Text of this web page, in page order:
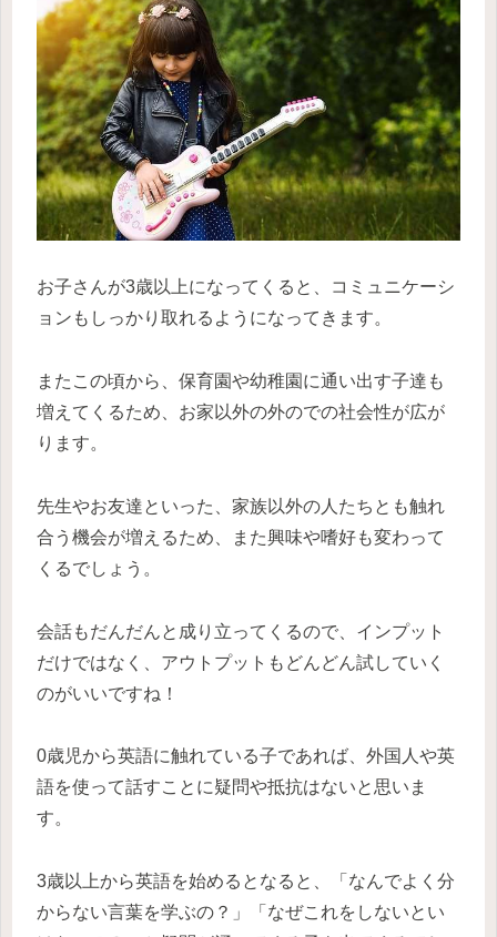
お子さんが3歳以上になってくると、コミュニケーシ
ョンもしっかり取れるようになってきます。
またこの頃から、保育園や幼稚園に通い出す子達も
増えてくるため、お家以外の外のでの社会性が広が
ります。
先生やお友達といった、家族以外の人たちとも触れ
合う機会が増えるため、また興味や嗜好も変わって
くるでしょう。
会話もだんだんと成り立ってくるので、インプット
だけではなく、アウトプットもどんどん試していく
のがいいですね！
0歳児から英語に触れている子であれば、外国人や英
語を使って話すことに疑問や抵抗はないと思いま
す。
3歳以上から英語を始めるとなると、「なんでよく分
からない言葉を学ぶの？」「なぜこれをしないとい